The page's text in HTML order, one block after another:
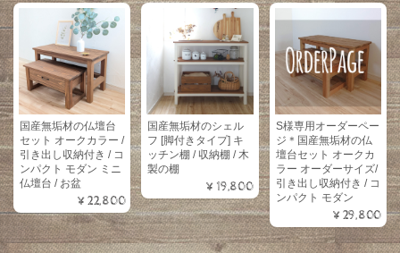
国産無垢材の仏壇台
セット オークカラー /
引き出し収納付き / コ
ンパクト モダン ミニ
仏壇台 / お盆
¥22,800
国産無垢材のシェル
フ [脚付きタイプ] キ
ッチン棚 / 収納棚 / 木
製の棚
¥19,800
S様専用オーダーペー
ジ＊国産無垢材の仏
壇台セット オークカ
ラー オーダーサイズ/
引き出し収納付き / コ
ンパクト モダン
¥29,800